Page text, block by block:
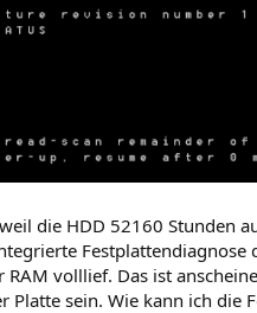
die HDD 52160 Stunden
Festplattendiagnose
volllief. Das ist
Platte sein. Wie kann ich die